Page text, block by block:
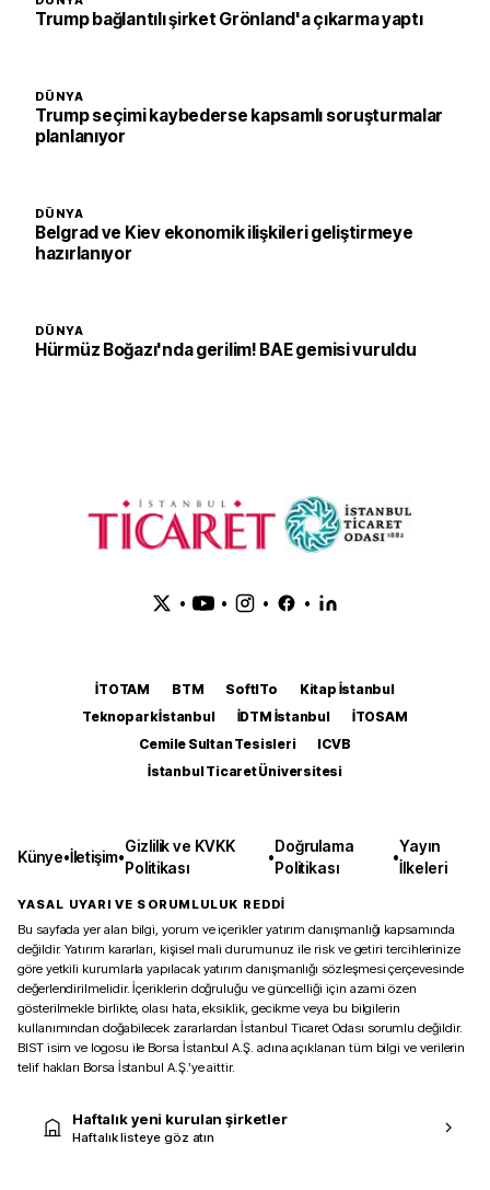
Trump bağlantılı şirket Grönland'a çıkarma yaptı
DÜNYA
Trump seçimi kaybederse kapsamlı soruşturmalar
planlanıyor
DÜNYA
Belgrad ve Kiev ekonomik ilişkileri geliştirmeye
hazırlanıyor
DÜNYA
Hürmüz Boğazı'nda gerilim! BAE gemisi vuruldu
• • • •
İTOTAM BTM SoftITo
Kitap İstanbul
Teknopark İstanbul
İDTM İstanbul
İTOSAM
Cemile Sultan Tesisleri
ICVB
İstanbul Ticaret Üniversitesi
Künye•İletişim•
Gizlilik ve KVKK
Politikası
•
Doğrulama
Politikası
•
Yayın
İlkeleri
YASAL UYARI VE SORUMLULUK REDDİ
Bu sayfada yer alan bilgi, yorum ve içerikler yatırım danışmanlığı kapsamında
değildir. Yatırım kararları, kişisel mali durumunuz ile risk ve getiri tercihlerinize
göre yetkili kurumlarla yapılacak yatırım danışmanlığı sözleşmesi çerçevesinde
değerlendirilmelidir. İçeriklerin doğruluğu ve güncelliği için azami özen
gösterilmekle birlikte, olası hata, eksiklik, gecikme veya bu bilgilerin
kullanımından doğabilecek zararlardan İstanbul Ticaret Odası sorumlu değildir.
BIST isim ve logosu ile Borsa İstanbul A.Ş. adına açıklanan tüm bilgi ve verilerin
telif hakları Borsa İstanbul A.Ş.’ye aittir.
Haftalık yeni kurulan şirketler
Haftalık listeye göz atın